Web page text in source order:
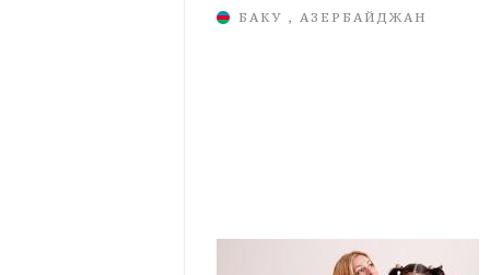
БАКУ , АЗЕРБАЙДЖАН